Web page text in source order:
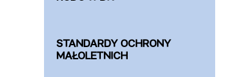
STANDARDY OCHRONY
MAŁOLETNICH